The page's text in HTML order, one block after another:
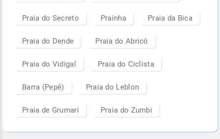
Praia do Secreto Prainha Praia da Bica
Praia do Dende Praia do Abricó
Praia do Vidigal Praia do Ciclista
Barra (Pepê) Praia do Leblon
Praia de Grumari Praia do Zumbi